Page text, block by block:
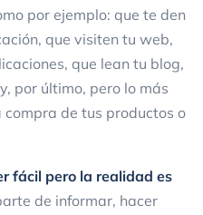
por ejemplo: que te den
que visiten tu web,
que lean tu blog,
por último, pero lo más
de tus productos o
fácil pero la realidad es
de informar, hacer